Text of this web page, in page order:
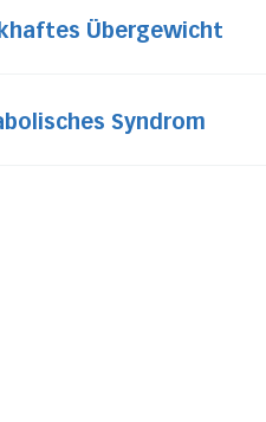
Übergewicht
Syndrom